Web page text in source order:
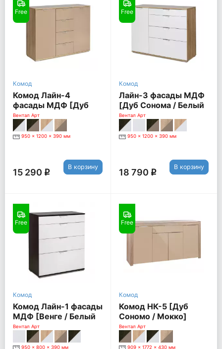
Free
Комод
Комод Лайн-4
фасады МДФ [Дуб
Сономо / Мокко]
Вентал Арт
950 x 1200 x 390 мм
15 290 q
В корзину
Free
Комод
Лайн-3 фасады МДФ
[Дуб Сонома / Белый
глянец]
Вентал Арт
950 x 1200 x 390 мм
18 790 q
В корзину
Free
Комод
Комод Лайн-1 фасады
МДФ [Венге / Белый
глянец]
Вентал Арт
950 x 800 x 390 мм
Free
Комод
Комод НК-5 [Дуб
Сономо / Мокко]
Вентал Арт
909 x 1772 x 430 мм